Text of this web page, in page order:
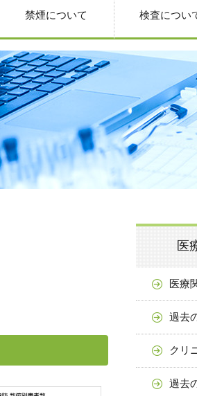
禁煙について 検査につい
医
医療
過去
クリ
過去